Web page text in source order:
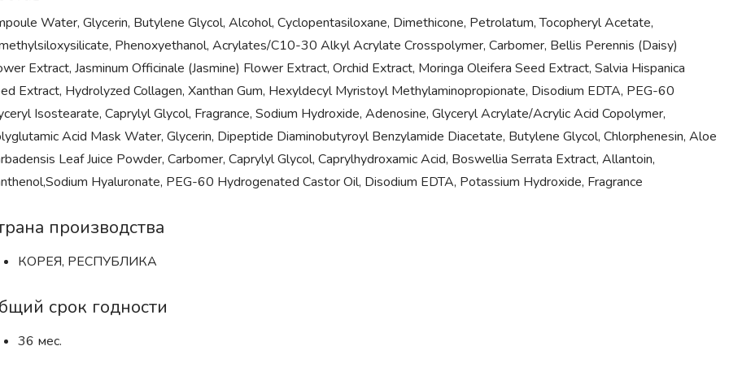
Water, Glycerin, Butylene Glycol, Alcohol, Cyclopentasiloxane, Dimethicone, Petrolatum, Tocopheryl Acetate,
Phenoxyethanol, Acrylates/C10-30 Alkyl Acrylate Crosspolymer, Carbomer, Bellis Perennis (Daisy)
Extract, Jasminum Officinale (Jasmine) Flower Extract, Orchid Extract, Moringa Oleifera Seed Extract, Salvia Hispanica
Extract, Hydrolyzed Collagen, Xanthan Gum, Hexyldecyl Myristoyl Methylaminopropionate, Disodium EDTA, PEG-60
Isostearate, Caprylyl Glycol, Fragrance, Sodium Hydroxide, Adenosine, Glyceryl Acrylate/Acrylic Acid Copolymer,
Acid Mask Water, Glycerin, Dipeptide Diaminobutyroyl Benzylamide Diacetate, Butylene Glycol, Chlorphenesin, Aloe
Leaf Juice Powder, Carbomer, Caprylyl Glycol, Caprylhydroxamic Acid, Boswellia Serrata Extract, Allantoin,
Hyaluronate, PEG-60 Hydrogenated Castor Oil, Disodium EDTA, Potassium Hydroxide, Fragrance
производства
КОРЕЯ, РЕСПУБЛИКА
срок годности
36 мес.